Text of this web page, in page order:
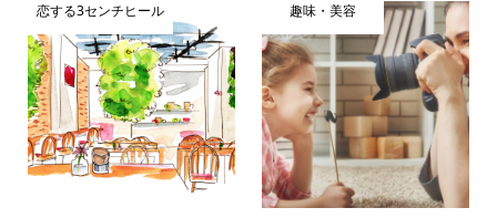
恋する3センチヒール 趣味・美容